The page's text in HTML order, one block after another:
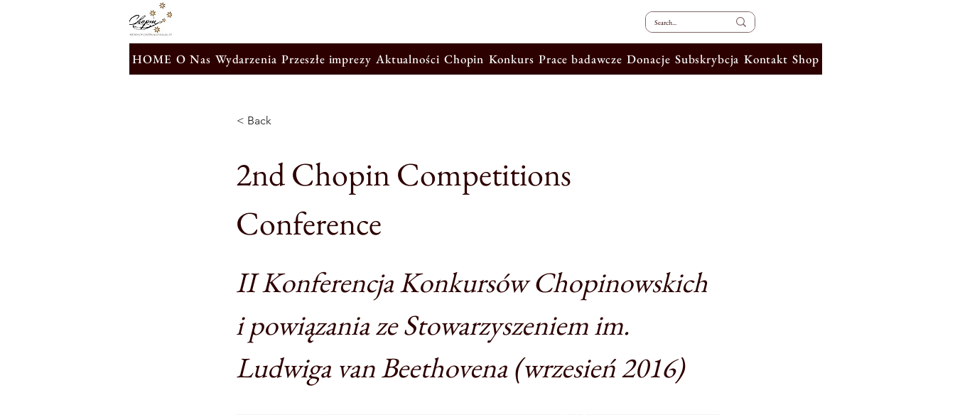
HOME O Nas Wydarzenia Przeszłe imprezy Aktualności Chopin Konkurs Prace badawcze Donacje Subskrybcja Kontakt Shop
< Back
2nd Chopin Competitions
Conference
II Konferencja Konkursów Chopinowskich
i powiązania ze Stowarzyszeniem im.
Ludwiga van Beethovena (wrzesień 2016)